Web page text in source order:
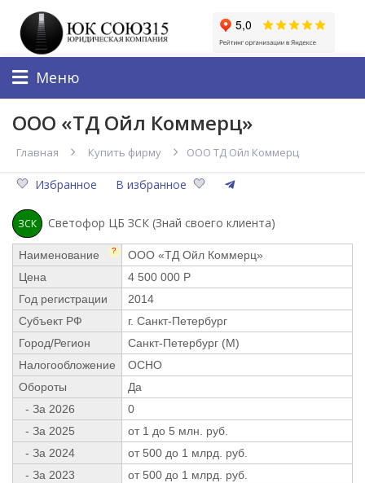
Меню
ООО «ТД Ойл Коммерц»
Главная Купить фирму ООО ТД Ойл Коммерц
Избранное В избранное
ЗСК Светофор ЦБ ЗСК (Знай своего клиента)
Наименование ?
ООО «ТД Ойл Коммерц»
Цена
4 500 000 Р
Год регистрации
2014
Субъект РФ
г. Санкт-Петербург
Город/Регион
Санкт-Петербург (М)
Налогообложение
ОСНО
Обороты
Да
- За 2026
0
- За 2025
от 1 до 5 млн. руб.
- За 2024
от 500 до 1 млрд. руб.
- За 2023
от 500 до 1 млрд. руб.